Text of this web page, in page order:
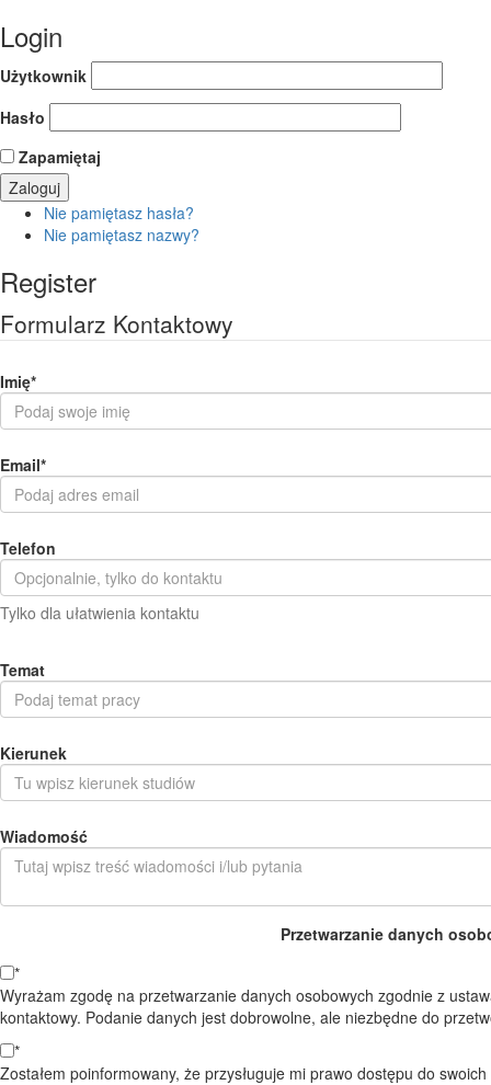
Login
Użytkownik
Hasło
Zapamiętaj
Nie pamiętasz hasła?
Nie pamiętasz nazwy?
Register
Formularz Kontaktowy
Imię*
Email*
Telefon
Tylko dla ułatwienia kontaktu
Temat
Kierunek
Wiadomość
Przetwarzanie danych
*
Wyrażam zgodę na przetwarzanie danych osobowych zgodnie z
kontaktowy. Podanie danych jest dobrowolne, ale niezbędne do
*
Zostałem poinformowany, że przysługuje mi prawo dostępu do